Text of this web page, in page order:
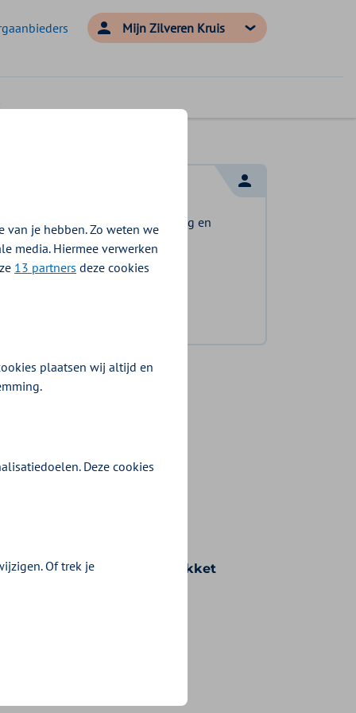
Mijn Zilveren Kruis
Log in en bekijk welke vergoeding en
voorwaarden voor u gelden.
voorwaarden die bij uw pakket
van je hebben. Zo weten we
media. Hiermee verwerken
13 partners deze cookies
plaatsen wij altijd en
Deze cookies
Of trek je